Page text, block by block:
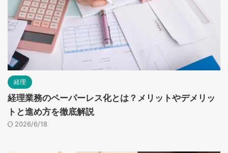
経理
経理業務のペーパーレス化とは？メリットやデメリッ
トと進め方を徹底解説
2026/6/18